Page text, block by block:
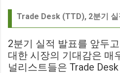
Trade Desk (TTD), 2분기 실
2분기 실적 발표를 앞두
대한 시장의 기대감은 매
널리스트들은 Trade